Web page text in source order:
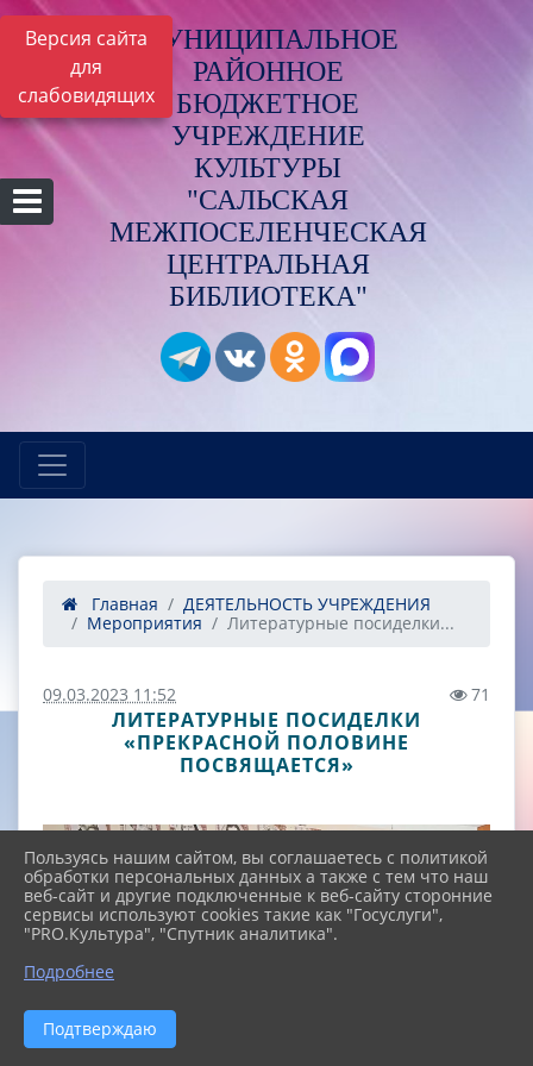
Версия сайта
для
слабовидящих
МУНИЦИПАЛЬНОЕ
РАЙОННОЕ
БЮДЖЕТНОЕ
УЧРЕЖДЕНИЕ
КУЛЬТУРЫ
"САЛЬСКАЯ
МЕЖПОСЕЛЕНЧЕСКАЯ
ЦЕНТРАЛЬНАЯ
БИБЛИОТЕКА"
Главная
ДЕЯТЕЛЬНОСТЬ УЧРЕЖДЕНИЯ
Мероприятия
Литературные посиделки...
09.03.2023 11:52 71
ЛИТЕРАТУРНЫЕ ПОСИДЕЛКИ
«ПРЕКРАСНОЙ ПОЛОВИНЕ
ПОСВЯЩАЕТСЯ»
Пользуясь нашим сайтом, вы соглашаетесь с политикой
обработки персональных данных а также с тем что наш
веб-сайт и другие подключенные к веб-сайту сторонние
сервисы используют cookies такие как "Госуслуги",
"PRO.Культура", "Спутник аналитика".
Подробнее
Подтверждаю